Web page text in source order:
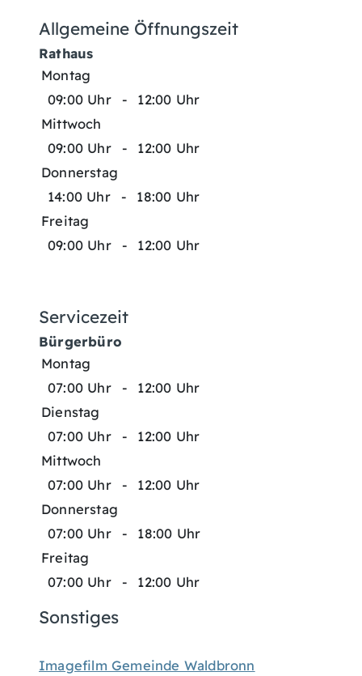
Allgemeine Öffnungszeit
Rathaus
Montag
09:00 Uhr
-
12:00 Uhr
Mittwoch
09:00 Uhr
-
12:00 Uhr
Donnerstag
14:00 Uhr
-
18:00 Uhr
Freitag
09:00 Uhr
- 12:00 Uhr
Servicezeit
Bürgerbüro
Montag
07:00 Uhr
-
12:00 Uhr
Dienstag
07:00 Uhr
-
12:00 Uhr
Mittwoch
07:00 Uhr
-
12:00 Uhr
Donnerstag
07:00 Uhr
-
18:00 Uhr
Freitag
07:00 Uhr
- 12:00 Uhr
Sonstiges
Imagefilm Gemeinde Waldbronn